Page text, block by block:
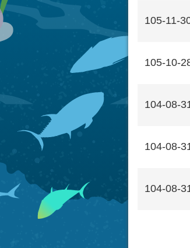
105-11-
105-10-
104-08-
104-08-
104-08-